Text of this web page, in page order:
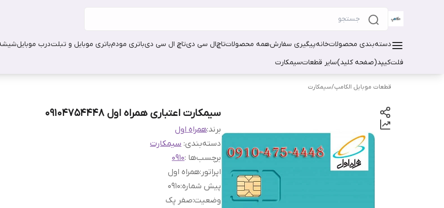
دسته‌بندی محصولاتخانهپیگیری سفارشهمه محصولاتتاچال سی دیتاچ ال سی دیباتری مودمباتری موبایل و تبلتدرب موبایل
فلتکیپد(صفحه کلید)سایر قطعاتسیمکارت
قطعات موبایل الکامپ/سیمکارت
سیمکارت اعتباری همراه اول 09104754448
برند:همراه اول
دسته‌بندی: سیمکارت
برچسب‌ها :0910
اپراتور :همراه اول
پیش شماره:
0910
وضعیت:صفر پک